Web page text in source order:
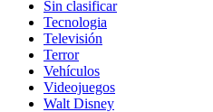
Sin clasificar
Tecnologia
Televisión
Terror
Vehículos
Videojuegos
Walt Disney